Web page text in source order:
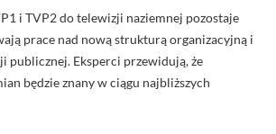
i TVP2 do telewizji naziemnej pozostaje
prace nad nową strukturą organizacyjną i
publicznej. Eksperci przewidują, że
będzie znany w ciągu najbliższych